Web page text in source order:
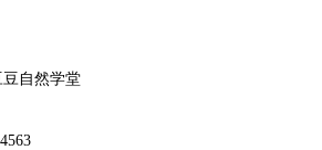
豆自然学堂